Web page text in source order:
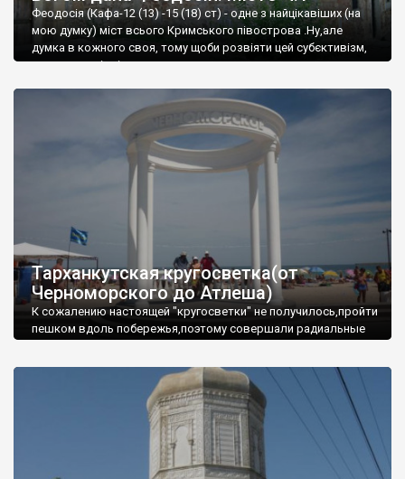
Феодосія (Кафа-12 (13) -15 (18) ст) - одне з найцікавіших (на
мою думку) міст всього Кримського півострова .Ну,але
думка в кожного своя, тому щоби розвіяти цей субєктивізм,
запрошую відвідати це
Тарханкутская кругосветка(от
Черноморского до Атлеша)
К сожалению настоящей "кругосветки" не получилось,пройти
пешком вдоль побережья,поэтому совершали радиальные